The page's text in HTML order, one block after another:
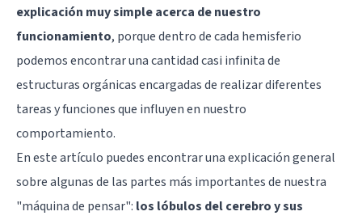
explicación muy simple acerca de nuestro
funcionamiento, porque dentro de cada hemisferio
podemos encontrar una cantidad casi infinita de
estructuras orgánicas encargadas de realizar diferentes
tareas y funciones que influyen en nuestro
comportamiento.
En este artículo puedes encontrar una explicación general
sobre algunas de las partes más importantes de nuestra
"máquina de pensar": los lóbulos del cerebro y sus